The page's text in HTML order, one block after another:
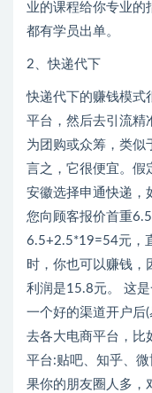
业的课程给你专业的
都有学员出单。
2、快递代下
快递代下的赚钱模式
平台，然后去引流精
为团购或众筹，类似
言之，它很便宜。假
安徽选择申通快递，
您向顾客报价首重
6.5+2.5*19=54元，
时，你也可以赚钱，
利润是15.8元。 这
一个好的渠道开户后
去各大电商平台，比
平台:贴吧、知乎、
果你的朋友圈人多，